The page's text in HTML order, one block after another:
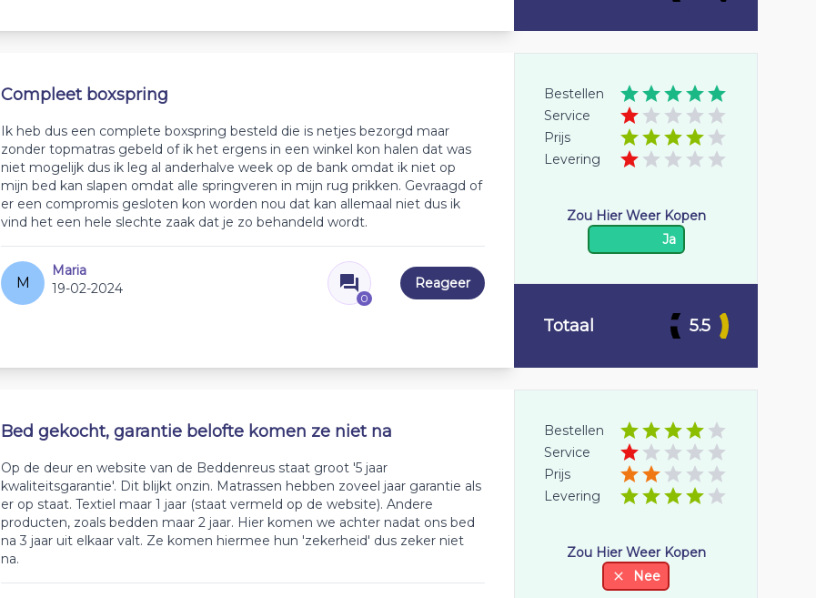
Compleet boxspring
Ik heb dus een complete boxspring besteld die is netjes bezorgd maar
zonder topmatras gebeld of ik het ergens in een winkel kon halen dat was
niet mogelijk dus ik leg al anderhalve week op de bank omdat ik niet op
mijn bed kan slapen omdat alle springveren in mijn rug prikken. Gevraagd of
er een compromis gesloten kon worden nou dat kan allemaal niet dus ik
vind het een hele slechte zaak dat je zo behandeld wordt.
M
Maria
19-02-2024
0
Reageer
Bestellen
Service
Prijs
Levering
Zou Hier Weer Kopen
Ja
Totaal 5.5
Bed gekocht, garantie belofte komen ze niet na
Op de deur en website van de Beddenreus staat groot '5 jaar
kwaliteitsgarantie'. Dit blijkt onzin. Matrassen hebben zoveel jaar garantie als
er op staat. Textiel maar 1 jaar (staat vermeld op de website). Andere
producten, zoals bedden maar 2 jaar. Hier komen we achter nadat ons bed
na 3 jaar uit elkaar valt. Ze komen hiermee hun 'zekerheid' dus zeker niet
na.
Bestellen
Service
Prijs
Levering
Zou Hier Weer Kopen
Nee